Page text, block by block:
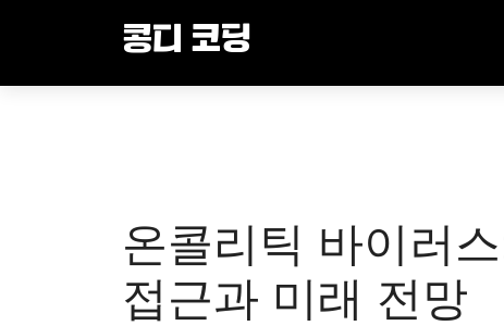
콩디 코딩
온콜리틱 바이러
접근과 미래 전망